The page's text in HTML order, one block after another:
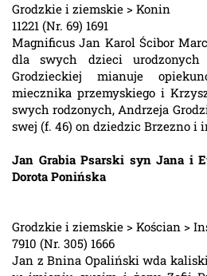
Grodzkie i ziemskie > Konin
11221 (Nr. 69) 1691
Magnificus Jan Karol Ścibor
dla swych dzieci
Grodzieckiej mianuje
miecznika przemyskiego i
swych rodzonych, Andrzeja
swej (f. 46) on dziedzic Brzezno i
Jan Grabia Psarski syn Jana i
Dorota Ponińska
Grodzkie i ziemskie > Kościan >
7910 (Nr. 305) 1666
Jan z Bnina Opaliński wda